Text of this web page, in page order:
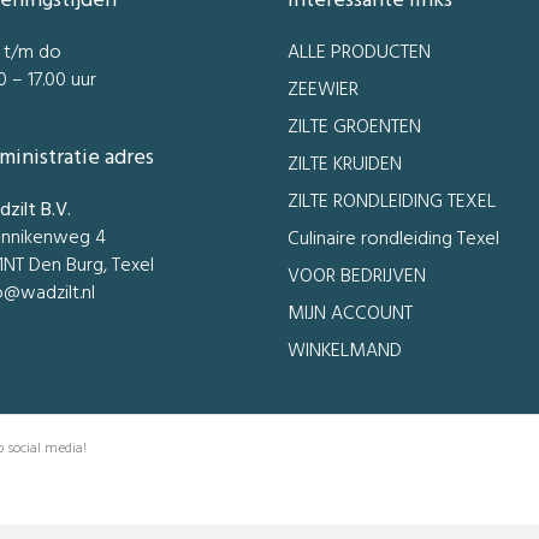
t/m do
– 17.00 uur
adres
B.V.
4
Den Burg, Texel
ALLE PRODUCTEN
ZEEWIER
ZILTE GROENTEN
ZILTE KRUIDEN
ZILTE RONDLEIDING TEXEL
Culinaire rondleiding Texel
VOOR BEDRIJVEN
MIJN ACCOUNT
WINKELMAND
social media!